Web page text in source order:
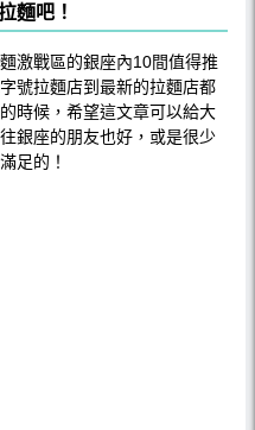
麵吧！
激戰區的銀座內10間值得推
號拉麵店到最新的拉麵店都
時候，希望這文章可以給大
銀座的朋友也好，或是很少
足的！